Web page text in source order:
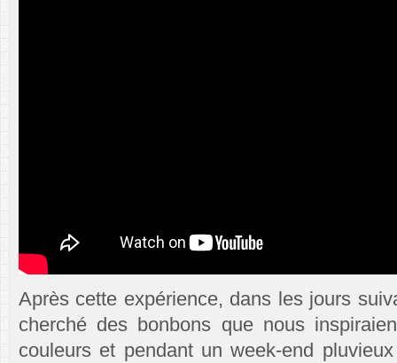
Après cette expérience, dans les jours
cherché des bonbons que nous
couleurs et pendant un week-end